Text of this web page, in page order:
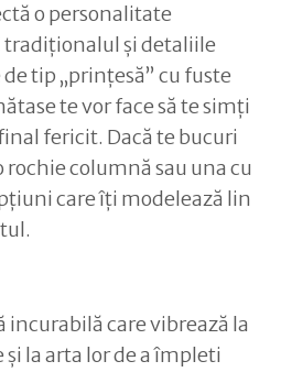
o personalitate
și detaliile
tip „prințesă” cu fuste
te vor face să te simți
fericit. Dacă te bucuri
columnă sau una cu
care îți modelează lin
incurabilă care vibrează la
la arta lor de a împleti